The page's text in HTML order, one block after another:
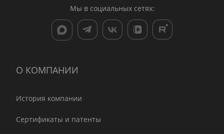
Мы в социальных сетях:
О КОМПАНИИ
История компании
Сертификаты и патенты